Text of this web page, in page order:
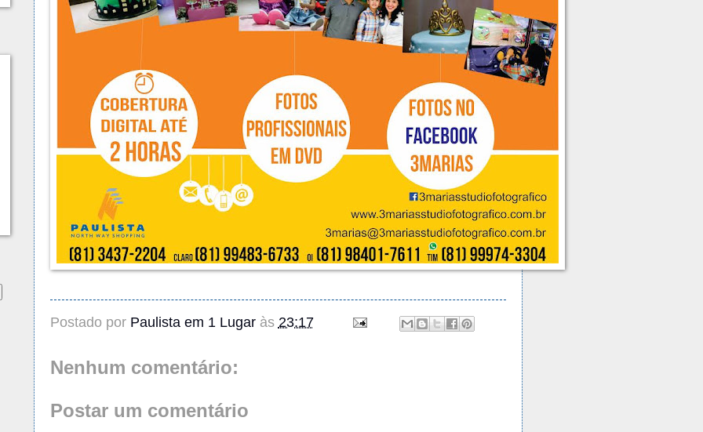
Postado por Paulista em 1 Lugar às 23:17
Nenhum comentário:
Postar um comentário